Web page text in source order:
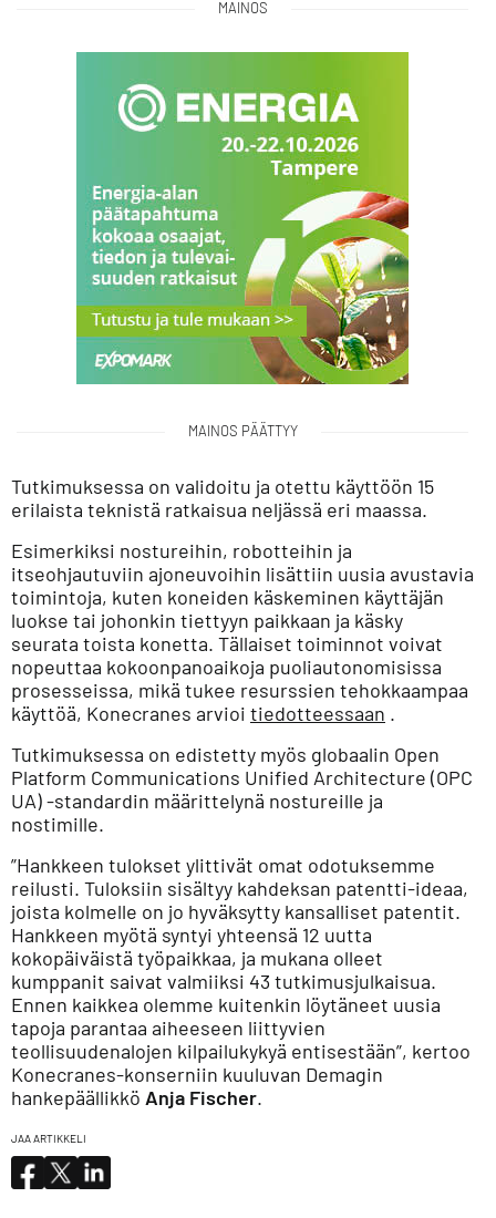
MAINOS
MAINOS PÄÄTTYY
Tutkimuksessa on validoitu ja otettu käyttöön 15
erilaista teknistä ratkaisua neljässä eri maassa.
Esimerkiksi nostureihin, robotteihin ja
itseohjautuviin ajoneuvoihin lisättiin uusia avustavia
toimintoja, kuten koneiden käskeminen käyttäjän
luokse tai johonkin tiettyyn paikkaan ja käsky
seurata toista konetta. Tällaiset toiminnot voivat
nopeuttaa kokoonpanoaikoja puoliautonomisissa
prosesseissa, mikä tukee resurssien tehokkaampaa
käyttöä, Konecranes arvioi tiedotteessaan .
Tutkimuksessa on edistetty myös globaalin Open
Platform Communications Unified Architecture (OPC
UA) ‑standardin määrittelynä nostureille ja
nostimille.
”Hankkeen tulokset ylittivät omat odotuksemme
reilusti. Tuloksiin sisältyy kahdeksan patentti-ideaa,
joista kolmelle on jo hyväksytty kansalliset patentit.
Hankkeen myötä syntyi yhteensä 12 uutta
kokopäiväistä työpaikkaa, ja mukana olleet
kumppanit saivat valmiiksi 43 tutkimusjulkaisua.
Ennen kaikkea olemme kuitenkin löytäneet uusia
tapoja parantaa aiheeseen liittyvien
teollisuudenalojen kilpailukykyä entisestään”, kertoo
Konecranes-konserniin kuuluvan Demagin
hankepäällikkö Anja Fischer.
JAA ARTIKKELI